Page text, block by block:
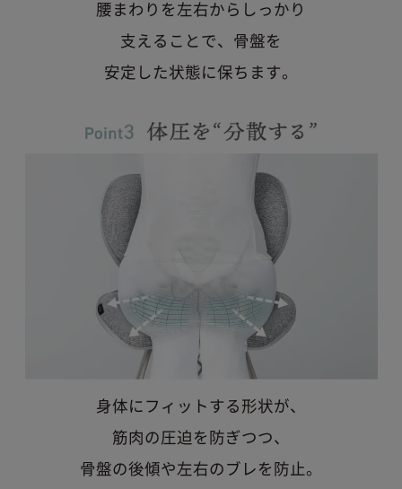
腰まわりを左右からしっかり
支えることで、骨盤を
安定した状態に保ちます。
身体にフィットする形状が、
筋肉の圧迫を防ぎつつ、
骨盤の後傾や左右のブレを防止。